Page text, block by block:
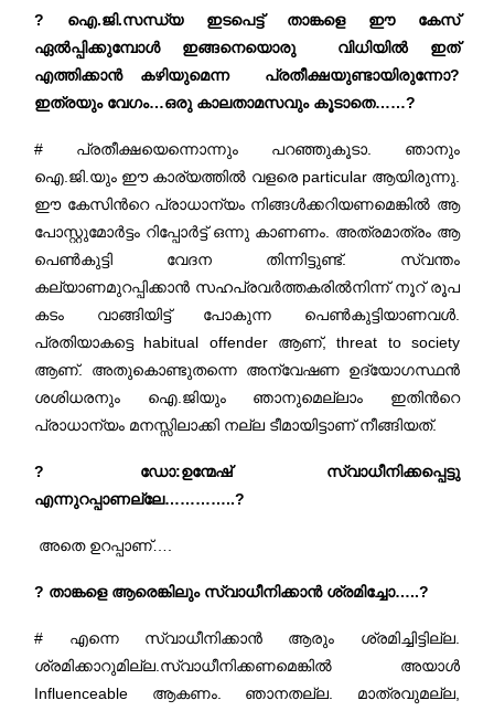
? ഐ.ജി.സന്ധ്യ ഇടപെട്ട് താങ്കളെ ഈ കേസ്
ഏൽപ്പിക്കുമ്പോൾ ഇങ്ങനെയൊരു വിധിയിൽ ഇത്
എത്തിക്കാൻ കഴിയുമെന്ന പ്രതീക്ഷയുണ്ടായിരുന്നോ?
ഇത്രയും വേഗം…ഒരു കാലതാമസവും കൂടാതെ……?
# പ്രതീക്ഷയെന്നൊന്നും പറഞ്ഞുകൂടാ. ഞാനും
ഐ.ജി.യും ഈ കാര്യത്തിൽ വളരെ particular ആയിരുന്നു.
ഈ കേസിന്‍റെ പ്രാധാന്യം നിങ്ങൾക്കറിയണമെങ്കിൽ ആ
പോസ്റ്റുമോർട്ടം റിപ്പോർട്ട് ഒന്നു കാണണം. അത്രമാത്രം ആ
പെൺകുട്ടി വേദന തിന്നിട്ടുണ്ട്. സ്വന്തം
കല്യാണമുറപ്പിക്കാൻ സഹപ്രവർത്തകരിൽനിന്ന് നൂറ് രൂപ
കടം വാങ്ങിയിട്ട് പോകുന്ന പെൺകുട്ടിയാണവൾ.
പ്രതിയാകട്ടെ habitual offender ആണ്, threat to society
ആണ്. അതുകൊണ്ടുതന്നെ അന്വേഷണ ഉദ്യോഗസ്ഥൻ
ശശിധരനും ഐ.ജിയും ഞാനുമെല്ലാം ഇതിന്‍റെ
പ്രാധാന്യം മനസ്സിലാക്കി നല്ല ടീമായിട്ടാണ് നീങ്ങിയത്.
? ഡോ:ഉന്മേഷ് സ്വാധീനിക്കപ്പെട്ടു
എന്നുറപ്പാണല്ലേ…………..?
അതെ ഉറപ്പാണ്….
? താങ്കളെ ആരെങ്കിലും സ്വാധീനിക്കാൻ ശ്രമിച്ചോ…..?
# എന്നെ സ്വാധീനിക്കാൻ ആരും ശ്രമിച്ചിട്ടില്ല.
ശ്രമിക്കാറുമില്ല.സ്വാധീനിക്കണമെങ്കിൽ അയാൾ
Influenceable ആകണം. ഞാനതല്ല. മാത്രവുമല്ല,